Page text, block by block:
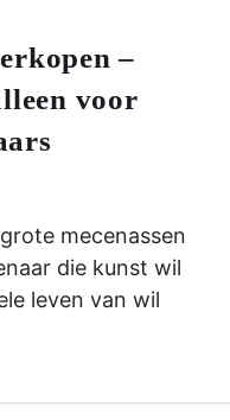
–
voor
mecenassen
die kunst wil
leven van wil